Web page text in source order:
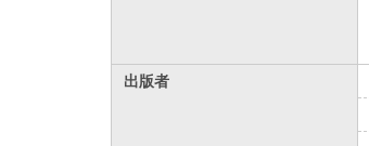
出版者